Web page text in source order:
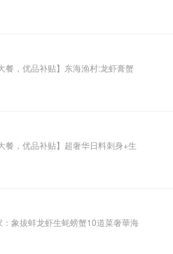
餐，优品补贴】东海渔村:龙虾膏蟹
餐，优品补贴】超奢华日料刺身+生
象拔蚌龙虾生蚝螃蟹10道菜奢華海